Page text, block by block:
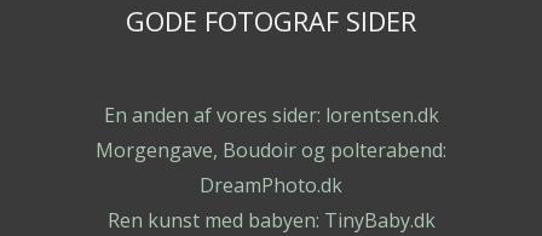
GODE FOTOGRAF SIDER
En anden af vores sider: lorentsen.dk
Morgengave, Boudoir og polterabend:
DreamPhoto.dk
Ren kunst med babyen: TinyBaby.dk